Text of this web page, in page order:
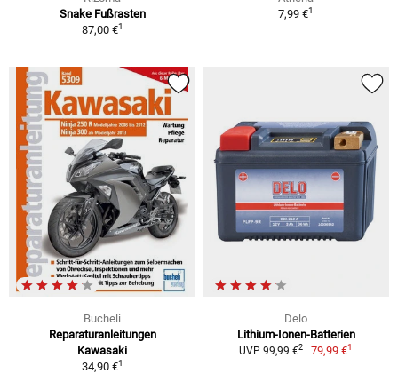
Snake Fußrasten
87,00 €1
7,99 €1
Bucheli
Reparaturanleitungen
Kawasaki
34,90 €1
Delo
Lithium-Ionen-Batterien
UVP 99,99 €2 79,99 €1